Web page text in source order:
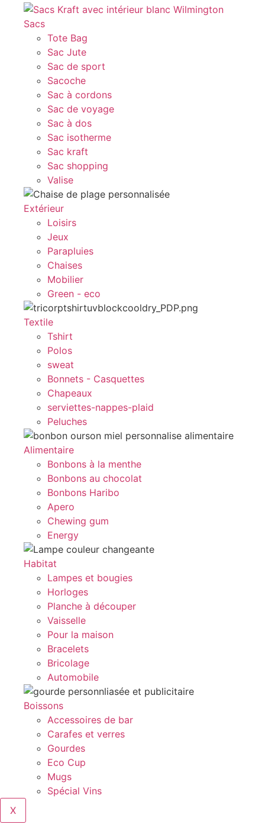
Sacs
Tote Bag
Sac Jute
Sac de sport
Sacoche
Sac à cordons
Sac de voyage
Sac à dos
Sac isotherme
Sac kraft
Sac shopping
Valise
Extérieur
Loisirs
Jeux
Parapluies
Chaises
Mobilier
Green - eco
Textile
Tshirt
Polos
sweat
Bonnets - Casquettes
Chapeaux
serviettes-nappes-plaid
Peluches
Alimentaire
Bonbons à la menthe
Bonbons au chocolat
Bonbons Haribo
Apero
Chewing gum
Energy
Habitat
Lampes et bougies
Horloges
Planche à découper
Vaisselle
Pour la maison
Bracelets
Bricolage
Automobile
Boissons
Accessoires de bar
Carafes et verres
Gourdes
Eco Cup
Mugs
Spécial Vins
X